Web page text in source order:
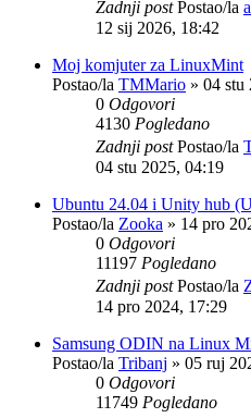
Zadnji postPostao/la
12 sij 2026, 18:42
Moj komjuter za LinuxMint
Postao/la TMMario » 04 stu
0 Odgovori
4130 Pogledano
Zadnji postPostao/la
04 stu 2025, 04:19
Ubuntu 24.04 i Unity hub
Postao/la Zooka » 14 pro
0 Odgovori
11197 Pogledano
Zadnji postPostao/la
14 pro 2024, 17:29
Samsung ODIN na Linux
Postao/la Tribanj » 05 ruj
0 Odgovori
11749 Pogledano